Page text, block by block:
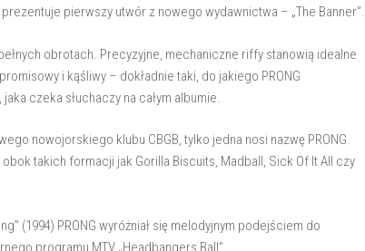
pierwszy utwór z nowego wydawnictwa – „The Banner”.
obrotach. Precyzyjne, mechaniczne riffy stanowią idealne
i kąśliwy – dokładnie taki, do jakiego PRONG
czeka słuchaczy na całym albumie.
nowojorskiego klubu CBGB, tylko jedna nosi nazwę PRONG.
takich formacji jak Gorilla Biscuits, Madball, Sick Of It All czy
(1994) PRONG wyróżniał się melodyjnym podejściem do
programu MTV „Headbangers Ball”.